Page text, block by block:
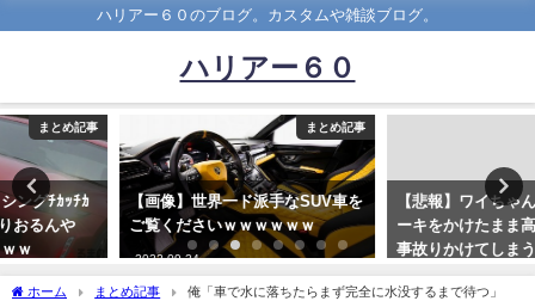
ハリアー６０のブログ。カスタムや雑談ブログ。
ハリアー６０
まとめ記事
【画像】世界一ド派手なSUV車を
ご覧くださいｗｗｗｗｗｗ
2022-09-24
【悲報】ワイちゃん、サイドブレ
ーキをかけたまま高速道路に乗り
事故りかけてしまうｗｗｗｗ
ホーム まとめ記事 俺「車で水に落ちたらまず完全に水没するまで待つ」